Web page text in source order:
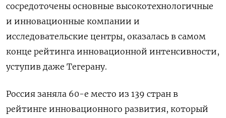
сосредоточены основные высокотехнологичные
и инновационные компании и
исследовательские центры, оказалась в самом
конце рейтинга инновационной интенсивности,
уступив даже Тегерану.
Россия заняла 60-е место из 139 стран в
рейтинге инновационного развития, который